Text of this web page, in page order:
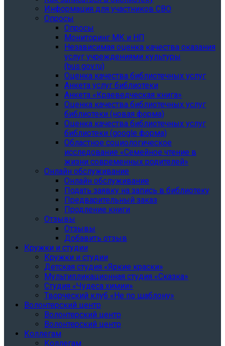
Информация для участников СВО
Опросы
Опросы
Мониторинг МК и НП
Независимая оценка качества оказания
услуг учреждениями культуры
(bus.gov.ru)
Оценка качества библиотечных услуг
Анкета услуг библиотеки
Анкета «Краеведческая книга»
Oценка качества библиотечных услуг
библиотеки (новая форма)
Oценка качества библиотечных услуг
библиотеки (google форма)
Областное социологическое
исследование «Семейное чтение в
жизни современных родителей»
Онлайн обслуживание
Онлайн обслуживание
Подать заявку на запись в библиотеку
Предварительный заказ
Продление книги
Отзывы
Отзывы
Добавить отзыв
Кружки и студии
Кружки и студии
Детская студия «Яркие краски»
Мультипликационная студия «Сказка»
Студия «Чудеса химии»
Творческий клуб «Не по шаблону»
Волонтерский центр
Волонтерский центр
Волонтерский центр
Коллегам
Коллегам